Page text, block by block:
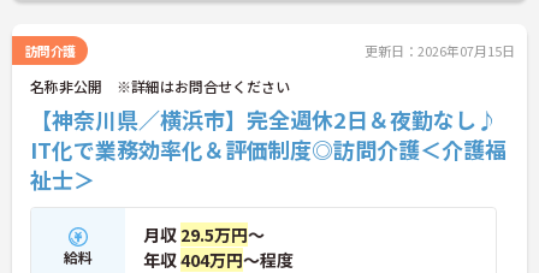
定期的な面談で不安を解消できるフォロー体制もあ
り、介護福祉士としてサ責や管理者への着実なキャ
リアアップを目指す有資格者の方に推奨できる環境
です。
★おすすめPOINT★
【夜勤なし・曜日固定の休日で、身体への負担を抑
えた働き方が実現できます】
しないため、生活リズムを整えながら健康的に働き
続けることができます
訪問介護 更新日：2026年07月15日
名称非公開 ※詳細はお問合せください
【神奈川県／横浜市】完全週休2日＆夜勤なし♪
IT化で業務効率化＆評価制度◎訪問介護＜介護福
祉士＞
給料
月収 29.5万円～
年収404万円～程度